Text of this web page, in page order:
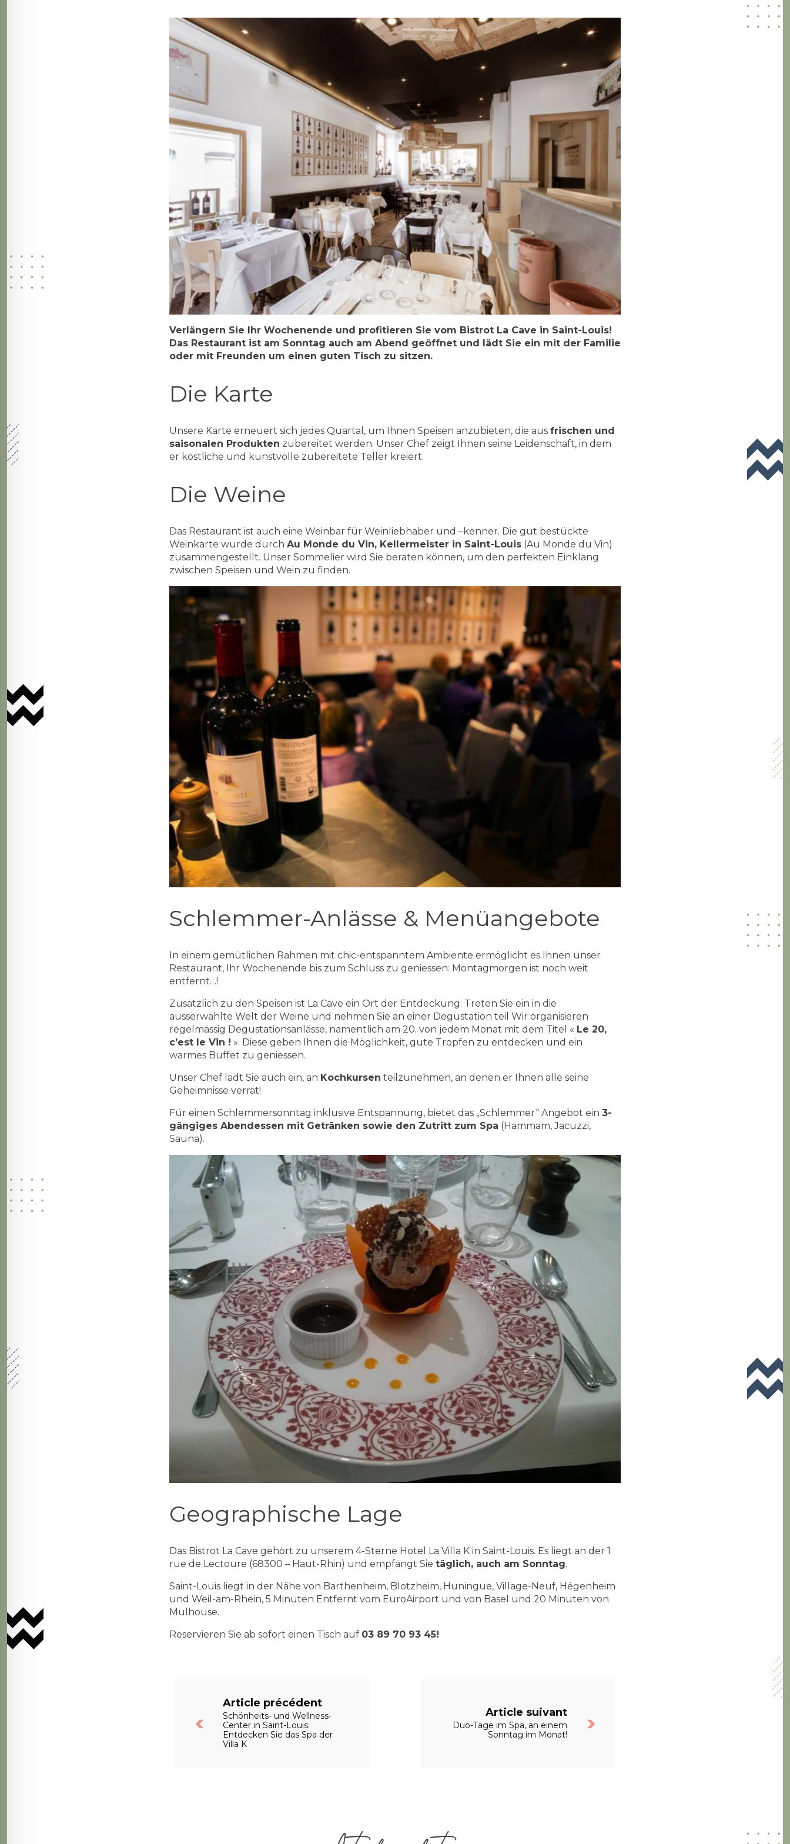
Verlängern Sie Ihr Wochenende und profitieren Sie vom Bistrot La Cave in Saint-Louis!
Das Restaurant ist am Sonntag auch am Abend geöffnet und lädt Sie ein mit der Familie
oder mit Freunden um einen guten Tisch zu sitzen.
Die Karte
Unsere Karte erneuert sich jedes Quartal, um Ihnen Speisen anzubieten, die aus frischen und
saisonalen Produkten zubereitet werden. Unser Chef zeigt Ihnen seine Leidenschaft, in dem
er köstliche und kunstvolle zubereitete Teller kreiert.
Die Weine
Das Restaurant ist auch eine Weinbar für Weinliebhaber und –kenner. Die gut bestückte
Weinkarte wurde durch Au Monde du Vin, Kellermeister in Saint-Louis (Au Monde du Vin)
zusammengestellt. Unser Sommelier wird Sie beraten können, um den perfekten Einklang
zwischen Speisen und Wein zu finden.
Schlemmer-Anlässe & Menüangebote
In einem gemütlichen Rahmen mit chic-entspanntem Ambiente ermöglicht es Ihnen unser
Restaurant, Ihr Wochenende bis zum Schluss zu geniessen: Montagmorgen ist noch weit
entfernt…!
Zusätzlich zu den Speisen ist La Cave ein Ort der Entdeckung: Treten Sie ein in die
ausserwählte Welt der Weine und nehmen Sie an einer Degustation teil Wir organisieren
regelmässig Degustationsanlässe, namentlich am 20. von jedem Monat mit dem Titel « Le 20,
c’est le Vin ! ». Diese geben Ihnen die Möglichkeit, gute Tropfen zu entdecken und ein
warmes Buffet zu geniessen.
Unser Chef lädt Sie auch ein, an Kochkursen teilzunehmen, an denen er Ihnen alle seine
Geheimnisse verrät!
Für einen Schlemmersonntag inklusive Entspannung, bietet das „Schlemmer“ Angebot ein 3-
gängiges Abendessen mit Getränken sowie den Zutritt zum Spa (Hammam, Jacuzzi,
Sauna).
Geographische Lage
Das Bistrot La Cave gehört zu unserem 4-Sterne Hotel La Villa K in Saint-Louis. Es liegt an der 1
rue de Lectoure (68300 – Haut-Rhin) und empfängt Sie täglich, auch am Sonntag.
Saint-Louis liegt in der Nähe von Barthenheim, Blotzheim, Huningue, Village-Neuf, Hégenheim
und Weil-am-Rhein, 5 Minuten Entfernt vom EuroAirport und von Basel und 20 Minuten von
Mulhouse.
Reservieren Sie ab sofort einen Tisch auf 03 89 70 93 45!
Article précédent
Schönheits- und Wellness-
Center in Saint-Louis:
Entdecken Sie das Spa der
Villa K
Article suivant
Duo-Tage im Spa, an einem
Sonntag im Monat!